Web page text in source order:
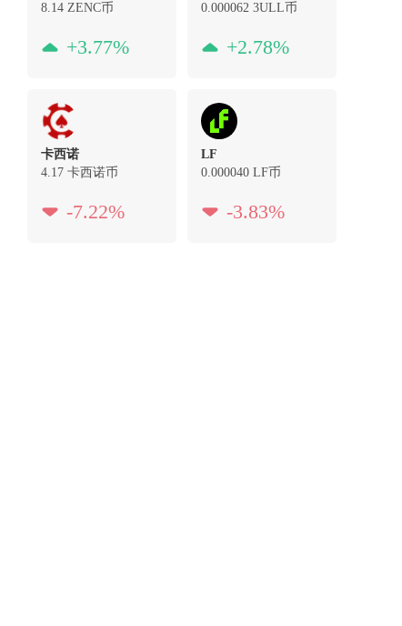
8.14 ZENC币
+3.77%
0.000062 3ULL币
+2.78%
卡西诺
4.17 卡西诺币
-7.22%
LF
0.000040 LF币
-3.83%